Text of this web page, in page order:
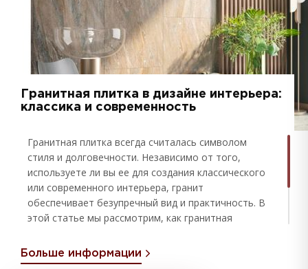
Гранитная плитка в дизайне интерьера:
классика и современность
Гранитная плитка всегда считалась символом
стиля и долговечности. Независимо от того,
используете ли вы ее для создания классического
или современного интерьера, гранит
обеспечивает безупречный вид и практичность. В
этой статье мы рассмотрим, как гранитная
дизайнерских проектах, акцентируя на ее
цветовой палитре, способах обработки и
Больше информации